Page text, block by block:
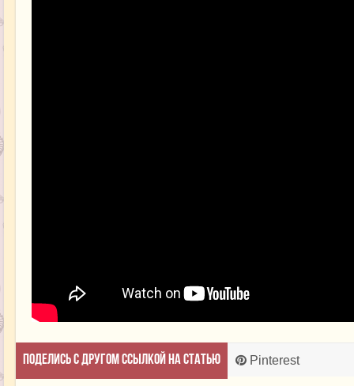
Поделись с другом ссылкой на статью Pinterest